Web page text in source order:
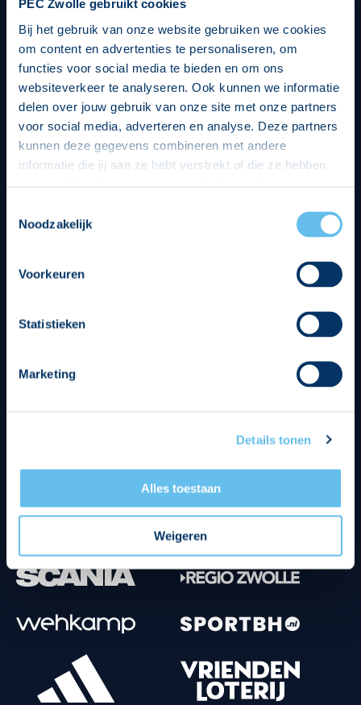
PEC Zwolle gebruikt cookies
Bij het gebruik van onze website gebruiken we cookies
om content en advertenties te personaliseren, om
functies voor social media te bieden en om ons
websiteverkeer te analyseren. Ook kunnen we informatie
delen over jouw gebruik van onze site met onze partners
voor social media, adverteren en analyse. Deze partners
kunnen deze gegevens combineren met andere
informatie die jij aan ze hebt verstrekt of die ze hebben
op een veilige en integere wijze. Je kunt je toestemming
beheren op de privacy- en cookieverklaring pagina.
Noodzakelijk
Voorkeuren
Statistieken
Marketing
Details tonen
Alles toestaan
Weigeren